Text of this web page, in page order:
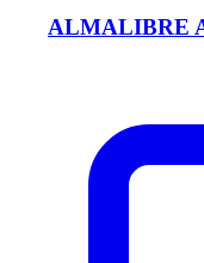
ALMALIBRE